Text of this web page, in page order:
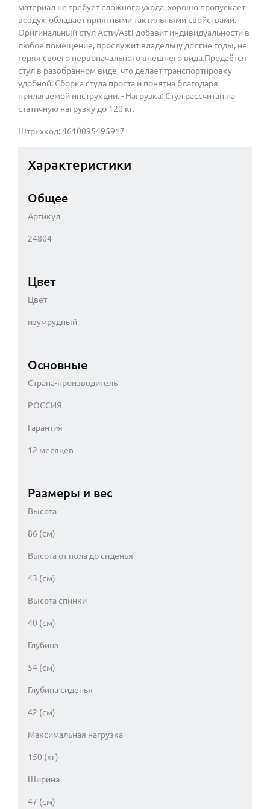
материал не требует сложного ухода, хорошо пропускает
воздух, обладает приятными тактильными свойствами.
Оригинальный стул Асти/Asti добавит индивидуальности в
любое помещение, прослужит владельцу долгие годы, не
теряя своего первоначального внешнего вида.Продаётся
стул в разобранном виде, что делает транспортировку
удобной. Сборка стула проста и понятна благодаря
прилагаемой инструкции. - Нагрузка: Стул рассчитан на
статичную нагрузку до 120 кг.
Штрихкод: 4610095495917
Характеристики
Общее
Артикул
24804
Цвет
Цвет
изумрудный
Основные
Страна-производитель
РОССИЯ
Гарантия
12 месяцев
Размеры и вес
Высота
86 (см)
Высота от пола до сиденья
43 (см)
Высота спинки
40 (см)
Глубина
54 (см)
Глубина сиденья
42 (см)
Максимальная нагрузка
150 (кг)
Ширина
47 (см)